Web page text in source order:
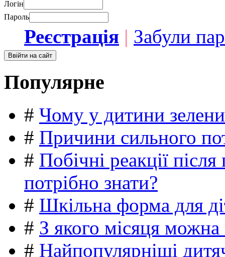
Логін
Пароль
Реєстрація | Забули
Популярне
# Чому у дитини
# Причини сильного
# Побічні реакції
потрібно знати?
# Шкільна форма для
# З якого місяця можна
# Найпопулярніші